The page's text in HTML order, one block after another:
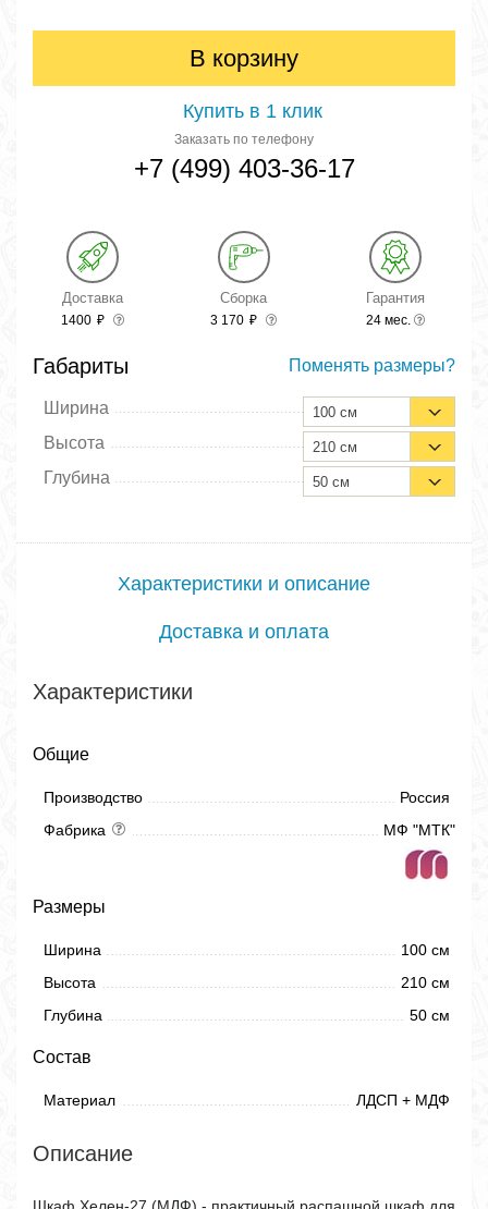
В корзину
Купить в 1 клик
Заказать по телефону
+7 (499) 403-36-17
Доставка
1400 ₽
Сборка
3 170 ₽
Гарантия
24 мес.
Габариты Поменять размеры?
Ширина 100 см
Высота 210 см
Глубина 50 см
Характеристики и описание
Доставка и оплата
Характеристики
Общие
Производство
Россия
Фабрика
МФ "МТК"
Размеры
Ширина
100 см
Высота
210 см
Глубина
50 см
Состав
Материал ЛДСП + МДФ
Описание
Шкаф Хелен-27 (МДФ) - практичный распашной шкаф для